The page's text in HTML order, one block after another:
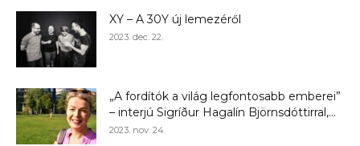
XY – A 30Y új lemezéről
2023. dec. 22.
„A fordítók a világ legfontosabb emberei”
– interjú Sigríður Hagalín Björnsdóttirral,...
2023. nov. 24.